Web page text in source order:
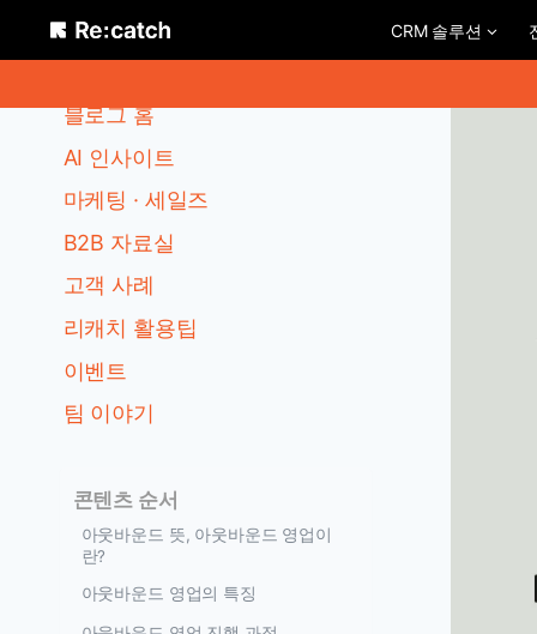
CRM 솔루션
카테고리
블로그 홈
AI 인사이트
마케팅 · 세일즈
B2B 자료실
고객 사례
리캐치 활용팁
이벤트
팀 이야기
콘텐츠 순서
아웃바운드 뜻, 아웃바운드 영업이
란?
아웃바운드 영업의 특징